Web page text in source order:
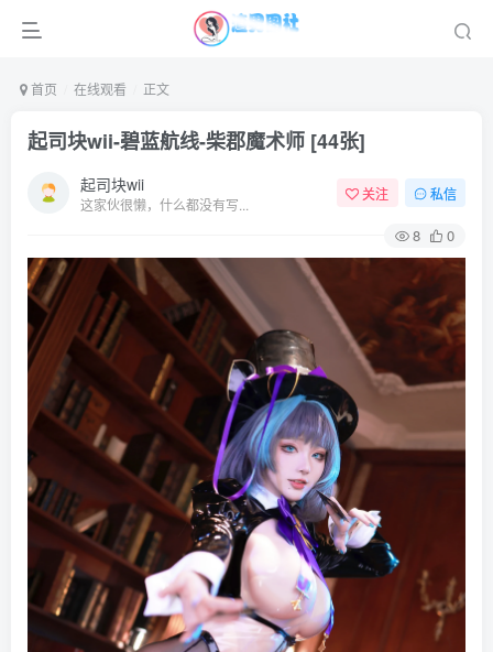
首页 在线观看 正文
起司块wii-碧蓝航线-柴郡魔术师 [44张]
起司块wii
这家伙很懒，什么都没有写...
关注 私信
8 0